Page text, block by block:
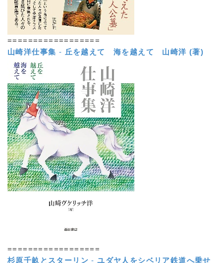
==================
山崎洋仕事集 - 丘を越えて 海を越えて 山崎洋 (著)
==================
杉原千畝とスターリン -ユダヤ人をシベリア鉄道へ乗せ